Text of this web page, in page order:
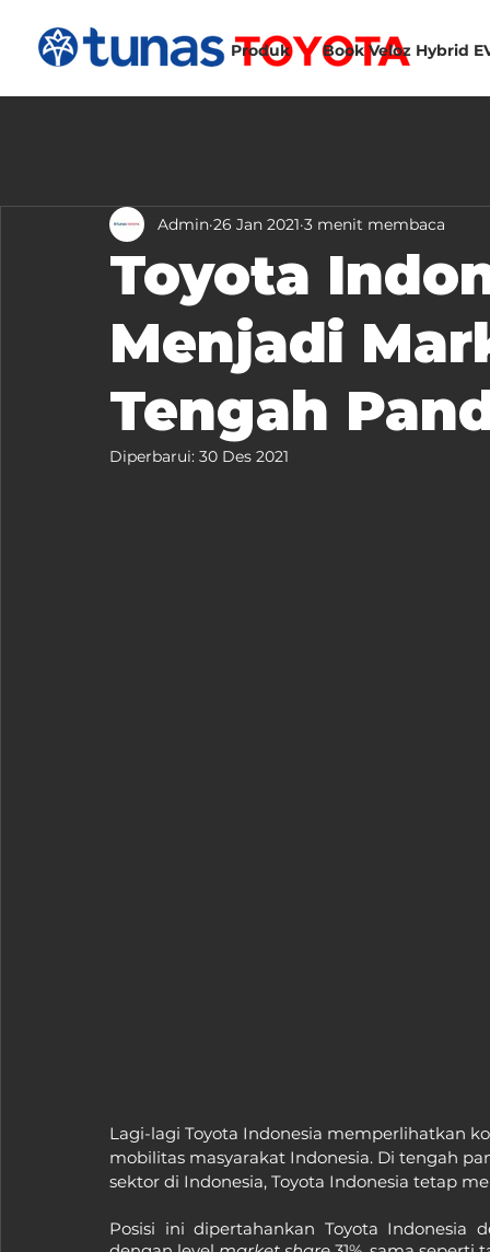
Produk Book Veloz Hybrid
Toyota
Menjadi
Tengah
Admin 26 Jan 2021 3 menit membaca
Diperbarui: 30 Des 2021
Lagi-lagi Toyota Indonesia memperlihatkan
mobilitas masyarakat Indonesia. Di tengah
sektor di Indonesia, Toyota Indonesia tetap
Posisi ini dipertahankan Toyota Indonesia